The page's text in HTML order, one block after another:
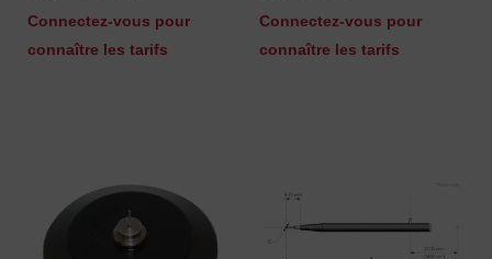
Connectez-vous pour
connaître les tarifs
Connectez-vous pour
connaître les tarifs